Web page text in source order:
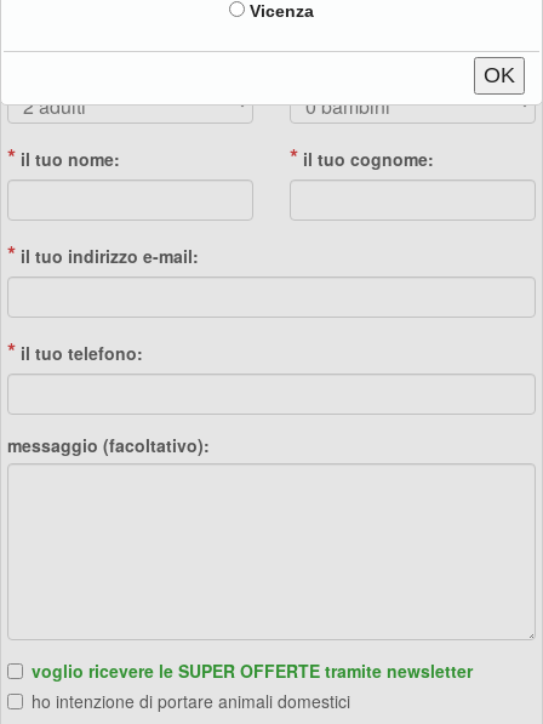
* *
* il tuo nome: * il tuo cognome:
* il tuo indirizzo e-mail:
* il tuo telefono:
messaggio (facoltativo):
voglio ricevere le SUPER OFFERTE tramite newsletter
ho intenzione di portare animali domestici
Vicenza
OK